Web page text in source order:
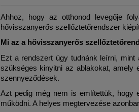
Ahhoz, hogy az otthonod levegője
hővisszanyerős szellőztetőrendszer
Mi az a hővisszanyerős
Ezt a rendszert úgy tudnánk leírni,
szükséges kinyitni az ablakokat, amely
szennyeződések.
Azt pedig még nem is említettük, hogy
működni. A helyes megtervezése